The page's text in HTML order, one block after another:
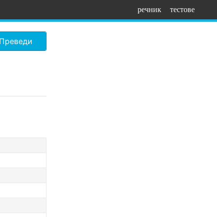
речник тестове